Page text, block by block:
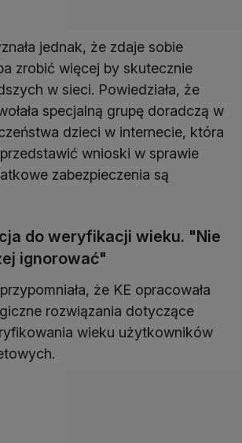
jednak, że zdaje sobie
zrobić więcej by skutecznie
w sieci. Powiedziała, że
specjalną grupę doradczą w
dzieci w internecie, która
wnioski w sprawie
zabezpieczenia są
do weryfikacji wieku. "Nie
ignorować"
że KE opracowała
rozwiązania dotyczące
wieku użytkowników